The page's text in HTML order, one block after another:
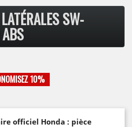
SW-
10%
officiel Honda : pièce